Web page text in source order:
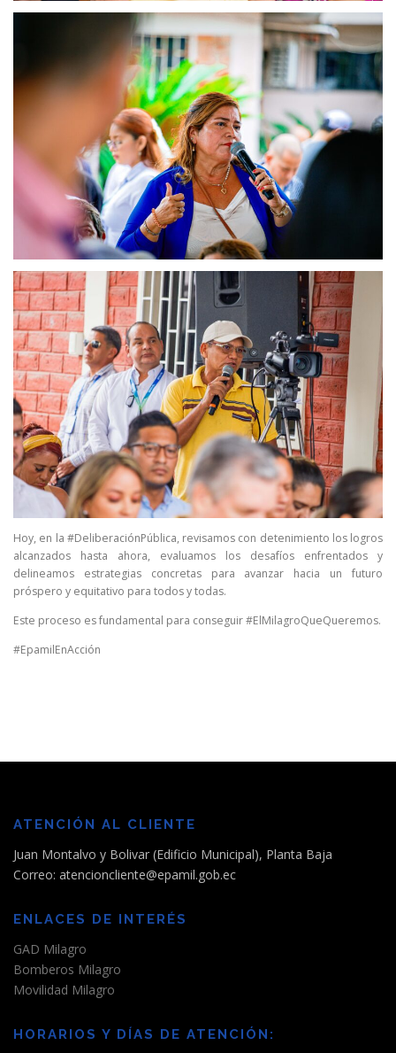
Hoy, en la #DeliberaciónPública, revisamos con detenimiento los logros
alcanzados hasta ahora, evaluamos los desafíos enfrentados y
delineamos estrategias concretas para avanzar hacia un futuro
próspero y equitativo para todos y todas.
Este proceso es fundamental para conseguir #ElMilagroQueQueremos.
#EpamilEnAcción
ATENCIÓN AL CLIENTE
Juan Montalvo y Bolivar (Edificio Municipal), Planta Baja
Correo: atencioncliente@epamil.gob.ec
ENLACES DE INTERÉS
GAD Milagro
Bomberos Milagro
Movilidad Milagro
HORARIOS Y DÍAS DE ATENCIÓN: